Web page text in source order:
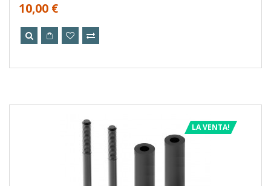
10,00 €
LA VENTA!